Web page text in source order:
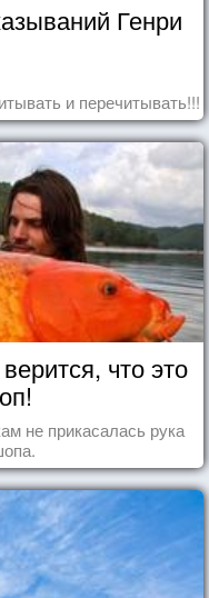
Генри
и перечитывать!!!
что это
не прикасалась рука